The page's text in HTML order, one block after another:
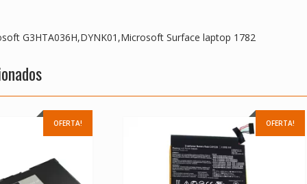
G3HTA036H,DYNK01,Microsoft Surface laptop 1782
OFERTA! OFERTA!